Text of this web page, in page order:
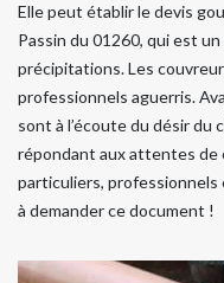
Elle peut établir le devis
Passin du 01260, qui est
précipitations. Les
professionnels aguerris.
sont à l’écoute du désir
répondant aux attentes de
particuliers, professionnels
à demander ce document !